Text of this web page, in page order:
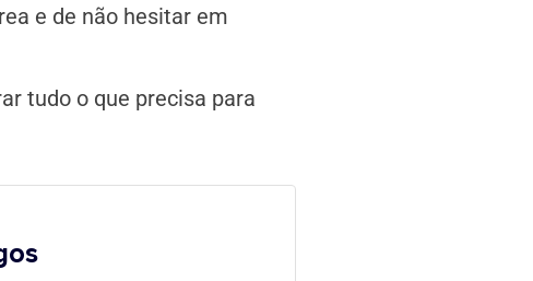
e de não hesitar em
tudo o que precisa para